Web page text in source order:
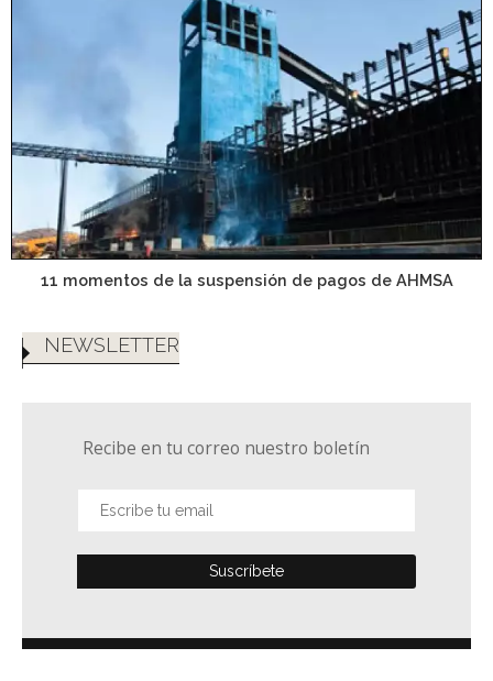
11 momentos de la suspensión de pagos de AHMSA
NEWSLETTER
Recibe en tu correo nuestro boletín